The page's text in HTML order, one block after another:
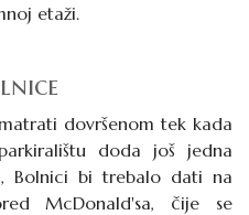
etaži.
dovršenom tek kada
doda još jedna
Bolnici bi trebalo dati na
McDonald'sa, čije se